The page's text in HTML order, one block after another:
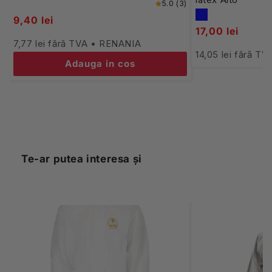
5.0 (3)
9,40 lei
7,77 lei fără TVA • RENANIA
Adauga in cos
17,00 lei
14,05 lei fără
Te-ar putea interesa şi